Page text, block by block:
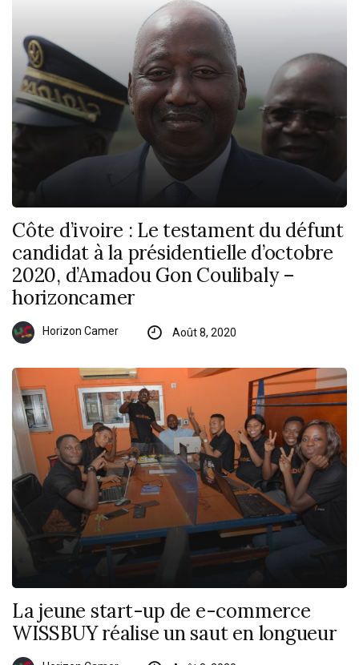
Côte d’ivoire : Le testament du défunt
candidat à la présidentielle d’octobre
2020, d’Amadou Gon Coulibaly –
horizoncamer
Horizon Camer Août 8, 2020
La jeune start-up de e-commerce
WISSBUY réalise un saut en longueur